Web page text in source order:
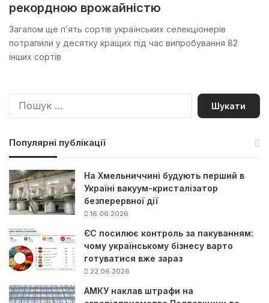
рекордною врожайністю
Загалом ще п’ять сортів українських селекціонерів
потрапили у десятку кращих під час випробування 82
інших сортів
П
Популярні публікації
На Хмельниччині будують перший в
Україні вакуум-кристалізатор
безперервної дії
16.06.2026
ЄС посилює контроль за пакуванням:
чому українському бізнесу варто
готуватися вже зараз
22.06.2026
АМКУ наклав штрафи на